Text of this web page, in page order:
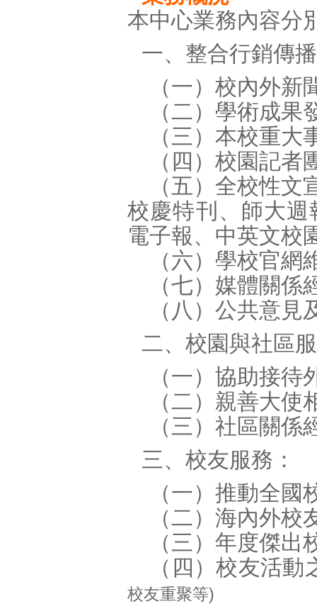
本中心業務內容分
一、整合行銷傳
（一）校內外新
（二）學術成果
（三）本校重大
（四）校園記者
（五）全校性文
校慶特刊、師大週
電子報、中英文校
（六）學校官網
（七）媒體關係
（八）公共意見
二、校園與社區
（一）協助接待
（二）親善大使
（三）社區關係
三、校友服務：
（一）推動全國
（二）海內外校
（三）年度傑出
（四）校友活動
校友重聚等)